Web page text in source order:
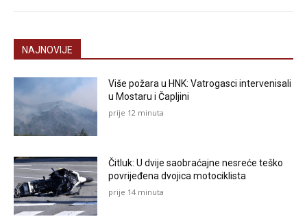
NAJNOVIJE
Više požara u HNK: Vatrogasci intervenisali
u Mostaru i Čapljini
prije 12 minuta
Čitluk: U dvije saobraćajne nesreće teško
povrijeđena dvojica motociklista
prije 14 minuta